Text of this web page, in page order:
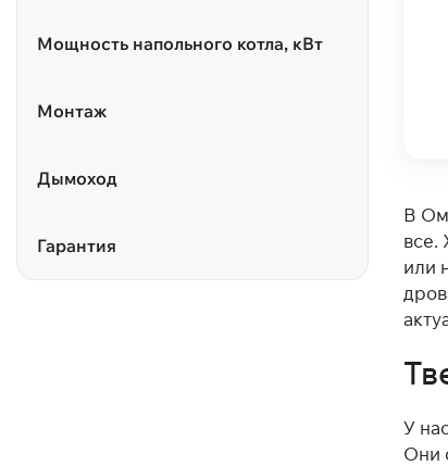
Мощность напольного котла, кВт
Монтаж
Дымоход
Гарантия
В
все.
или
У
Они